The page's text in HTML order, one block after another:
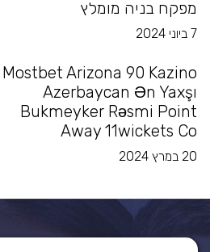
מפקח בניה מומלץ
7 ביוני 2024
Mostbet Arizona 90 Kazino
Azerbaycan Ən Yaxşı
Bukmeyker Rəsmi Point
Away 11wickets Co
20 במרץ 2024